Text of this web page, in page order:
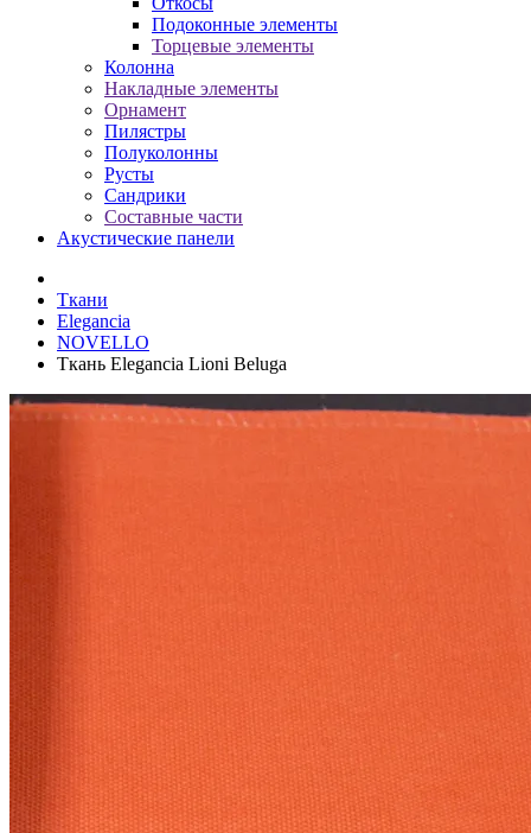
Подоконные элементы
Торцевые элементы
Колонна
Накладные элементы
Орнамент
Пилястры
Полуколонны
Русты
Сандрики
Составные части
Акустические панели
Ткани
Elegancia
NOVELLO
Ткань Elegancia Lioni Beluga